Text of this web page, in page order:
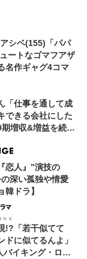
シベ(155)「パパ
ートなゴマフアザ
名作ギャグ4コマ
「仕事を通して成
できる会社にした
増収&増益を続け
恋人』”演技の
深い孤独や情愛
ドラ】
!?「若干似てて
に似てるんよ」
バイキング・ロ